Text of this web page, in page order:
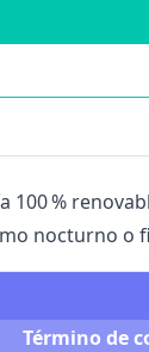
100 %
nocturno o
Término de